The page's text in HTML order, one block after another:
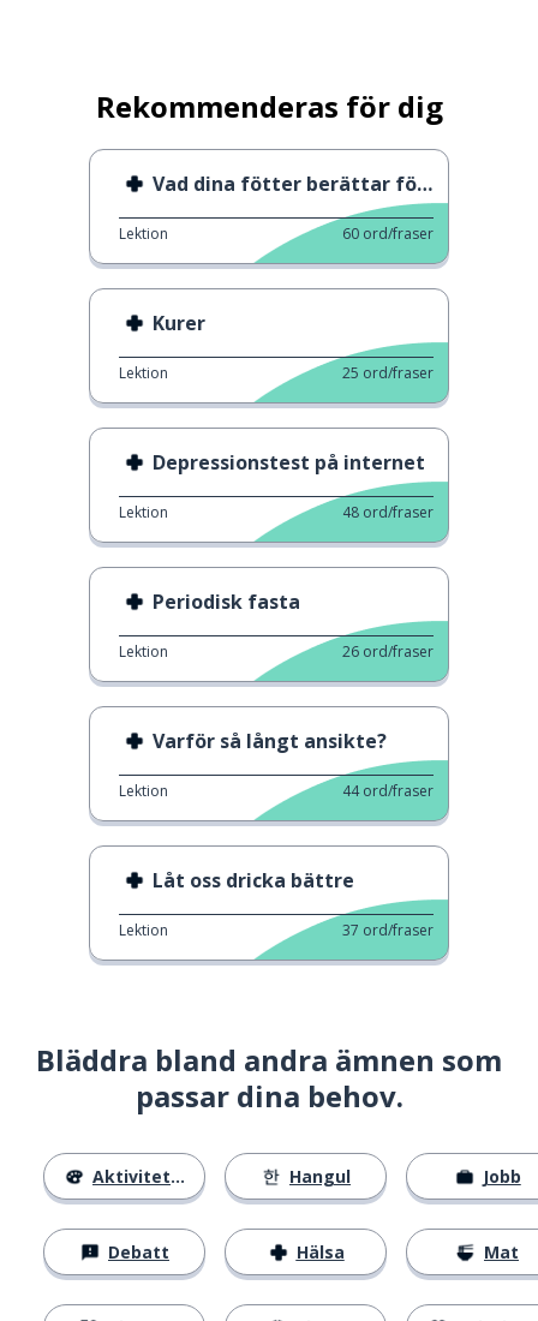
Rekommenderas för dig
Vad dina fötter berättar för dig
Lektion 60 ord/fraser
Kurer
Lektion 25 ord/fraser
Depressionstest på internet
Lektion 48 ord/fraser
Periodisk fasta
Lektion 26 ord/fraser
Varför så långt ansikte?
Lektion 44 ord/fraser
Låt oss dricka bättre
Lektion 37 ord/fraser
Bläddra bland andra ämnen som
passar dina behov.
Aktiviteter
Debatt
Hangul
Hälsa
Jobb
Mat